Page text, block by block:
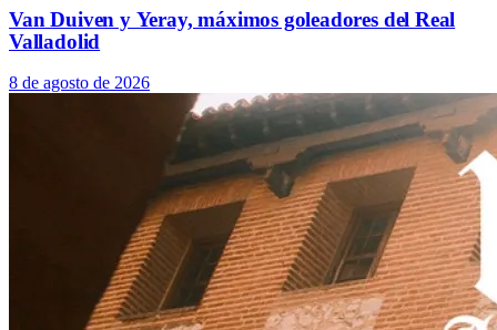
Van Duiven y Yeray, máximos goleadores del Real
Valladolid
8 de agosto de 2026